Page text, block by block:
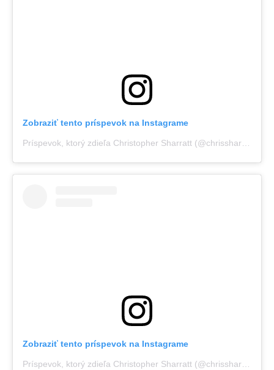
Zobraziť tento príspevok na Instagrame
Príspevok, ktorý zdieľa Christopher Sharratt (@chrissharratt_)
Zobraziť tento príspevok na Instagrame
Príspevok, ktorý zdieľa Christopher Sharratt (@chrissharratt_)